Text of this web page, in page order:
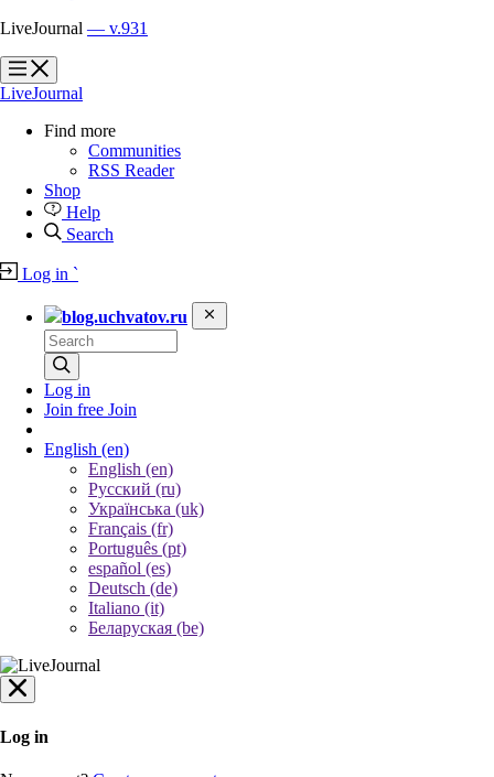
LiveJournal — v.931
?
?
LiveJournal
Find more
Communities
RSS Reader
Shop
Help
Search
Log in `
blog.uchvatov.ru
Log in
Join free Join
English (en)
English (en)
Русский (ru)
Українська (uk)
Français (fr)
Português (pt)
español (es)
Deutsch (de)
Italiano (it)
Беларуская (be)
Log in